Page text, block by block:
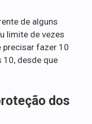
de alguns
limite de vezes
precisar fazer 10
10, desde que
dos